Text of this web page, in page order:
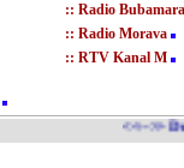
:: Radio Bubamara
:: Radio Morava
:: RTV Kanal M
<<-->>